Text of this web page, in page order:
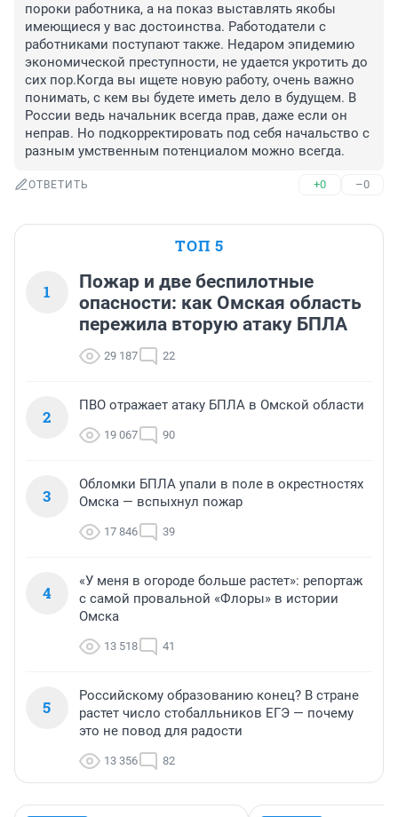
пороки работника, а на показ выставлять якобы
имеющиеся у вас достоинства. Работодатели с
работниками поступают также. Недаром эпидемию
экономической преступности, не удается укротить до
сих пор.Когда вы ищете новую работу, очень важно
понимать, с кем вы будете иметь дело в будущем. В
России ведь начальник всегда прав, даже если он
неправ. Но подкорректировать под себя начальство с
разным умственным потенциалом можно всегда.
ОТВЕТИТЬ +0 –0
ТОП 5
1
Пожар и две беспилотные
опасности: как Омская область
пережила вторую атаку БПЛА
29 187 22
2
ПВО отражает атаку БПЛА в Омской области
19 067 90
3
Обломки БПЛА упали в поле в окрестностях
Омска — вспыхнул пожар
17 846 39
4
«У меня в огороде больше растет»: репортаж
с самой провальной «Флоры» в истории
Омска
13 518 41
5
Российскому образованию конец? В стране
растет число стобалльников ЕГЭ — почему
это не повод для радости
13 356 82